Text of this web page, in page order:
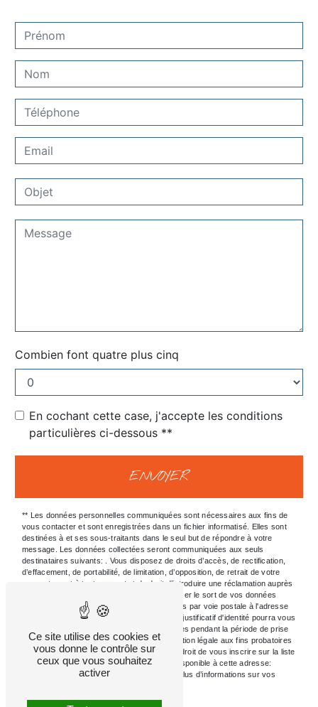
Combien font quatre plus cinq
En cochant cette case, j'accepte les conditions
particulières ci-dessous **
ENVOYER
** Les données personnelles communiquées sont nécessaires aux fins de
vous contacter et sont enregistrées dans un fichier informatisé. Elles sont
destinées à et ses sous-traitants dans le seul but de répondre à votre
message. Les données collectées seront communiquées aux seuls
destinataires suivants: . Vous disposez de droits d’accès, de rectification,
d’effacement, de portabilité, de limitation, d’opposition, de retrait de votre
consentement à tout moment et du droit d’introduire une réclamation auprès
d’une autorité de contrôle, ainsi que d’organiser le sort de vos données
post-mortem. Vous pouvez exercer ces droits par voie postale à l'adresse
ou par courrier électronique à l'adresse . Un justificatif d'identité pourra vous
être demandé. Nous conservons vos données pendant la période de prise
de contact puis pendant la durée de prescription légale aux fins probatoires
et de gestion des contentieux. Vous avez le droit de vous inscrire sur la liste
d'opposition au démarchage téléphonique, disponible à cette adresse:
. Consultez le site cnil.fr pour plus d’informations sur vos
Ce site utilise des cookies et
vous donne le contrôle sur
ceux que vous souhaitez
activer